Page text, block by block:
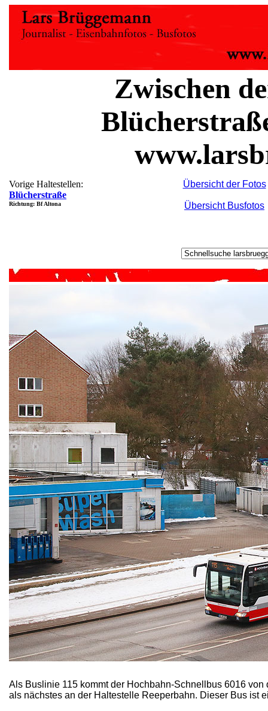
Zwischen
Vorige Haltestellen:
Blücherstraße
Richtung: Bf Altona
Übersicht der Fotos
Übersicht Busfotos
Als Buslinie 115 kommt der Hochbahn-Schnellbus 6016
als nächstes an der Haltestelle Reeperbahn. Dieser Bus ist